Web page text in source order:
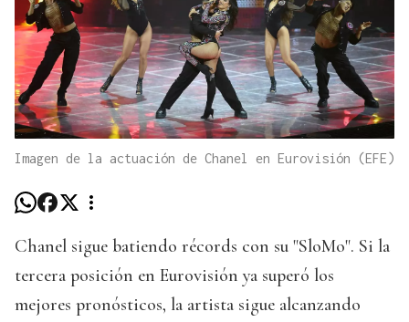
Imagen de la actuación de Chanel en Eurovisión (EFE)
Chanel sigue batiendo récords con su "SloMo". Si la
tercera posición en Eurovisión ya superó los
mejores pronósticos, la artista sigue alcanzando